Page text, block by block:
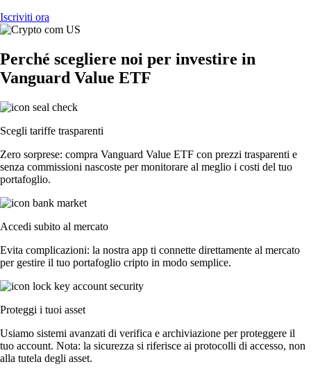
Iscriviti ora
Perché scegliere noi per investire in
Vanguard Value ETF
Scegli tariffe trasparenti
Zero sorprese: compra Vanguard Value ETF con prezzi trasparenti e
senza commissioni nascoste per monitorare al meglio i costi del tuo
portafoglio.
Accedi subito al mercato
Evita complicazioni: la nostra app ti connette direttamente al mercato
per gestire il tuo portafoglio cripto in modo semplice.
Proteggi i tuoi asset
Usiamo sistemi avanzati di verifica e archiviazione per proteggere il
tuo account. Nota: la sicurezza si riferisce ai protocolli di accesso, non
alla tutela degli asset.